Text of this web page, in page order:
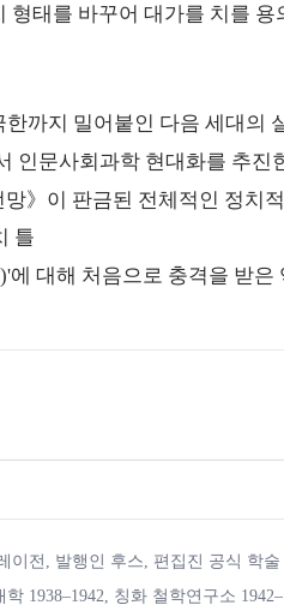
태를 바꾸어 대가를 치를
까지 밀어붙인 다음 세대의
인문사회과학 현대화를 추진
》이 판금된 전체적인 정치
틀
대해 처음으로 충격을 받은
이전, 발행인 후스, 편집진 공식 학술
1938–1942, 칭화 철학연구소